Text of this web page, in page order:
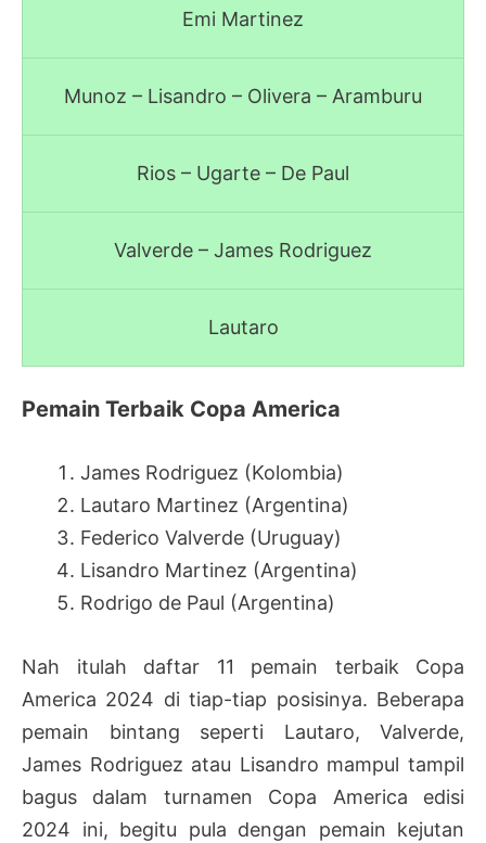
Emi Martinez
Munoz – Lisandro – Olivera – Aramburu
Rios – Ugarte – De Paul
Valverde – James Rodriguez
Lautaro
Pemain Terbaik Copa America
James Rodriguez (Kolombia)
Lautaro Martinez (Argentina)
Federico Valverde (Uruguay)
Lisandro Martinez (Argentina)
Rodrigo de Paul (Argentina)
Nah itulah daftar 11 pemain terbaik Copa
America 2024 di tiap-tiap posisinya. Beberapa
pemain bintang seperti Lautaro, Valverde,
James Rodriguez atau Lisandro mampul tampil
bagus dalam turnamen Copa America edisi
2024 ini, begitu pula dengan pemain kejutan